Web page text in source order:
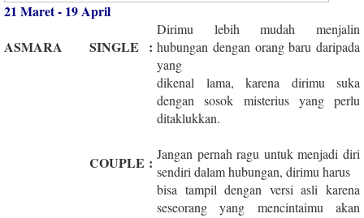
21 Maret - 19 April
ASMARA
SINGLE :
Dirimu lebih mudah menjalin
hubungan dengan orang baru daripada
yang
dikenal lama, karena dirimu suka
dengan sosok misterius yang perlu
ditaklukkan.
COUPLE : Jangan pernah ragu untuk menjadi diri
sendiri dalam hubungan, dirimu harus
bisa tampil dengan versi asli karena
seseorang yang mencintaimu akan